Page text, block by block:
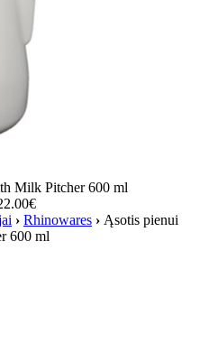
Milk Pitcher 600 ml
€
› Rhinowares › Ąsotis pienui
600 ml